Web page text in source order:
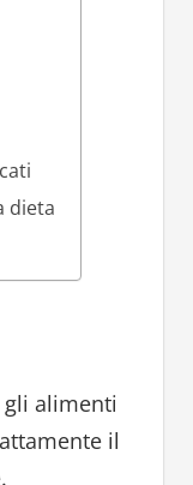
dieta
alimenti
il